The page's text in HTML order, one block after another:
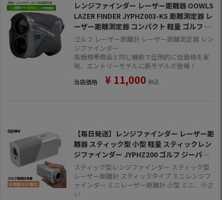
レンジファインダー レーザー距離器 OOWLS
LAZER FINDER JYPHZ003-KS 距離測定器 レ
ーザー距離測定器 コンパクト 軽量 ゴルフ ジ
ーパーズオリジナルモデル
ゴルフ レーザー距離計 レーザー距離測定器 レン
ジファインダー
高価格帯商品と同じ機能で圧倒的に低価格を実
現、エントリーモデルに新モデルが登場！
当店価格 ¥ 11,000 税込
【毎日発送】レンジファインダー レーザー距
離器 スティック型 小型 軽量 スティックレン
ジファインダー JYPHZ200 ゴルフ ジーパー
ズオリジナルモデル
スティック型レンジファインダー スティック型
レーザー距離計 スティックタイプ ミニレンジフ
ァインダー ミニレーザー距離計 小型 ミニ、小さ
い